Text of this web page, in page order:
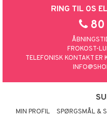
RING TIL OS
80
FROKOST-
TELEFONISK KONTAKT ER
MIN PROFIL SPØRGSMÅL &